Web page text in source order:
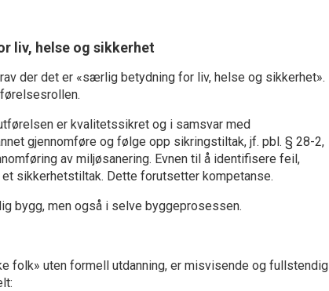
liv, helse og sikkerhet
der det er «særlig betydning for liv, helse og sikkerhet».
er kvalitetssikret og i samsvar med
gjennomføre og følge opp sikringstiltak, jf. pbl. § 28-2,
av miljøsanering. Evnen til å identifisere feil,
sikkerhetstiltak. Dette forutsetter kompetanse.
bygg, men også i selve byggeprosessen.
folk» uten formell utdanning, er misvisende og fullstendig